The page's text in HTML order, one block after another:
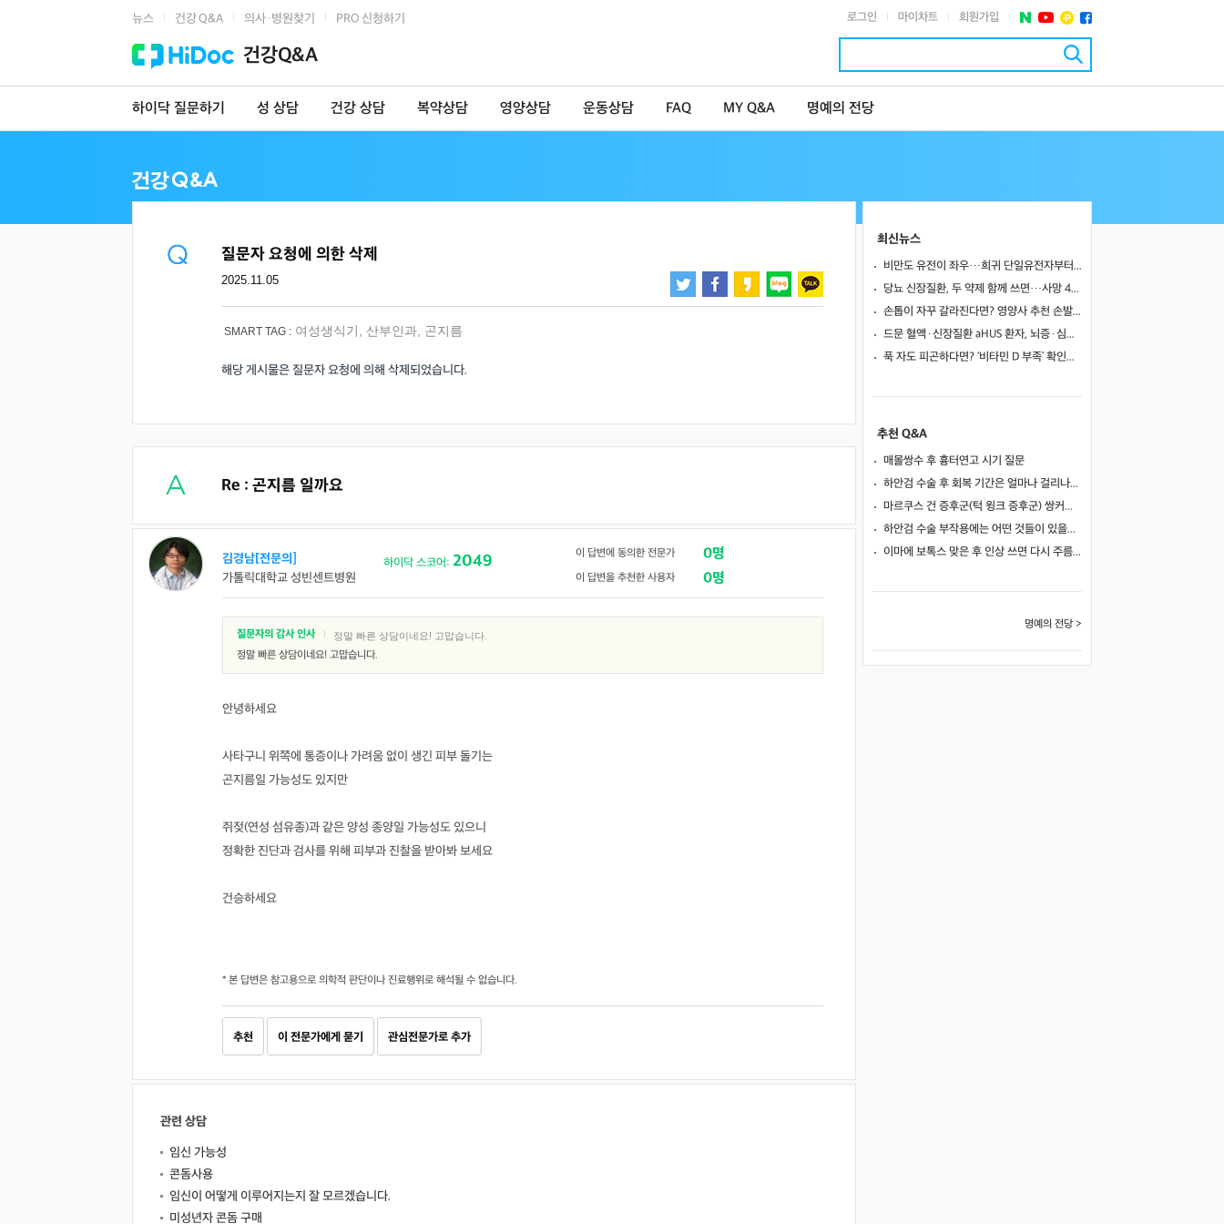
뉴스 건강 Q&A 의사·병원찾기 PRO 신청하기 로그인 마이차트 회원가입
건강Q&A
하이닥 질문하기 성 상담 건강 상담 복약상담 영양상담 운동상담 FAQ MY Q&A 명예의 전당
질문자 요청에 의한 삭제
2025.11.05
SMART TAG : 여성생식기 산부인과 곤지름
해당 게시물은 질문자 요청에 의해 삭제되었습니다.
Re : 곤지름 일까요
김경남[전문의]
가톨릭대학교 성빈센트병원
하이닥 스코어: 2049 이 답변에 동의한 전문가 0명
이 답변을 추천한 사용자 0명
질문자의 감사 인사 정말 빠른 상담이네요! 고맙습니다.
정말 빠른 상담이네요! 고맙습니다.
안녕하세요
사타구니 위쪽에 통증이나 가려움 없이 생긴 피부 돌기는
곤지름일 가능성도 있지만
쥐젖(연성 섬유종)과 같은 양성 종양일 가능성도 있으니
정확한 진단과 검사를 위해 피부과 진찰을 받아봐 보세요
건승하세요
* 본 답변은 참고용으로 의학적 판단이나 진료행위로 해석될 수 없습니다.
추천 이 전문가에게 묻기 관심전문가로 추가
관련 상담
임신 가능성
콘돔사용
임신이 어떻게 이루어지는지 잘 모르겠습니다.
미성년자 콘돔 구매
최신뉴스
비만도 유전이 좌우…희귀 단일유전자부터 치료 표적까지
당뇨 신장질환, 두 약제 함께 쓰면…사망 46%·신장사건 27% 줄였다
손톱이 자꾸 갈라진다면? 영양사 추천 손발톱 강화 음식 5가지
드문 혈액·신장질환 aHUS 환자, 뇌증·심근병증 겹쳤지만…조기 보체억제치료로 신경학적 회복 보여
푹 자도 피곤하다면? ‘비타민 D 부족’ 확인해야
추천 Q&A
매몰쌍수 후 흉터연고 시기 질문
하안검 수술 후 회복 기간은 얼마나 걸리나요?
마르쿠스 건 증후군(턱 윙크 증후군) 쌍커풀 수술 가능 여부
하안검 수술 부작용에는 어떤 것들이 있을까요?
이마에 보톡스 맞은 후 인상 쓰면 다시 주름이 생길까요?
명예의 전당 >